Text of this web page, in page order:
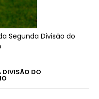
Segunda Divisão do
DIVISÃO DO